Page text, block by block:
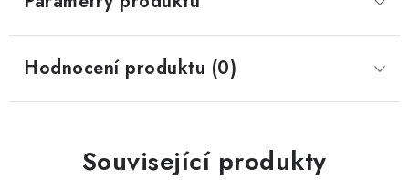
Hodnocení produktu (0)
Související produkty